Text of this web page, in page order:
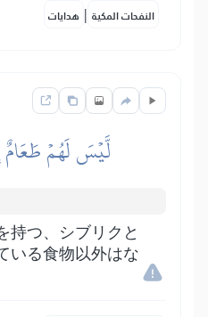
النفحات المكية | هدايات
لَّيۡسَ لَهُمۡ
持つ、シブリクと
いる食物以外はな